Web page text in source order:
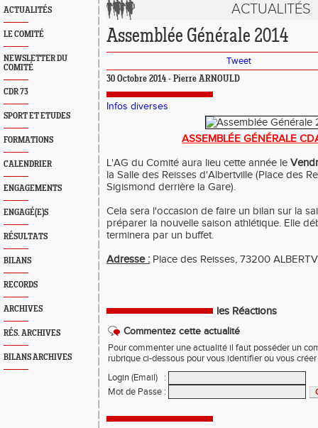
ACTUALITÉS
LE COMITÉ
NEWSLETTER DU
COMITÉ
CDR 73
SPORT ET ETUDES
FORMATIONS
CALENDRIER
ENGAGEMENTS
ENGAGÉ(E)S
RÉSULTATS
BILANS
RECORDS
ARCHIVES
RÉS. ARCHIVES
BILANS ARCHIVES
ACTUALITÉS
Assemblée Générale 2014
Tweet
30 Octobre 2014 - Pierre ARNOULD
Infos diverses
ASSEMBLÉE GÉNÉRALE
L'AG du Comité aura lieu cette année le
la Salle des Reisses d'Albertville (Place des
Sigismond derrière la Gare).
Cela sera l'occasion de faire un bilan sur la
préparer la nouvelle saison athlétique. Elle
terminera par un buffet.
Adresse : Place des Reisses, 73200
les Réactions
Commentez cette actualité
Pour commenter une actualité il faut posséder un
rubrique ci-dessous pour vous identifier ou vous
Login (Email)
:
Mot de Passe :